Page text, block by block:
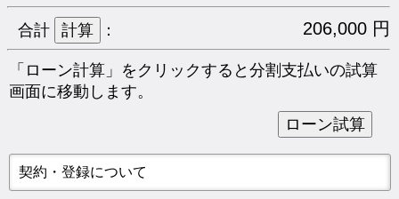
合計 ： 206,000 円
「ローン計算」をクリックすると分割支払いの試算
画面に移動します。
契約・登録について